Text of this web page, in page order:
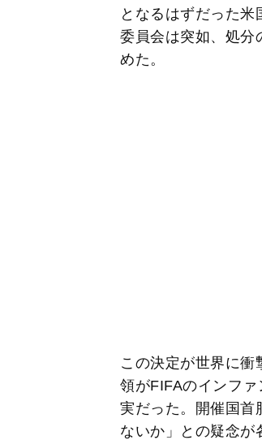
となるはずだった
委員会は突如、処分
めた。
この決定が世界に
領がFIFAのインフ
実だった。開催国首
ないか」との疑念が